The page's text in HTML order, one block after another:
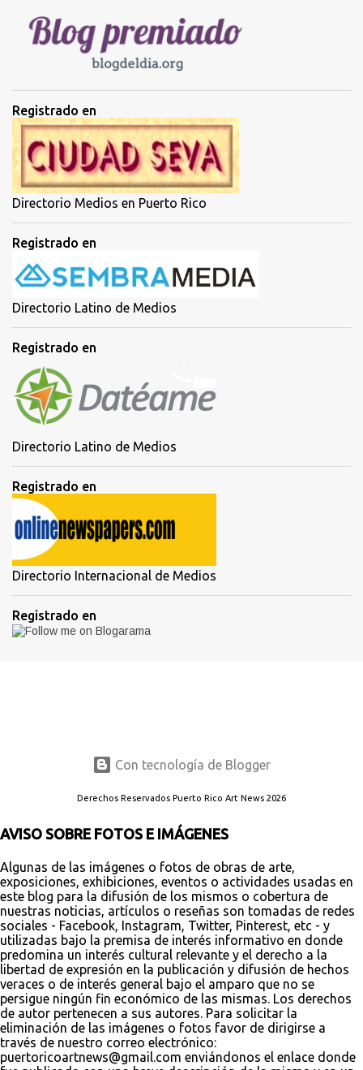
o
s
Registrado en
Directorio Medios en Puerto Rico
Registrado en
Directorio Latino de Medios
Registrado en
Directorio Latino de Medios
Registrado en
Directorio Internacional de Medios
Registrado en
Con tecnología de Blogger
Derechos Reservados Puerto Rico Art News 2026
AVISO SOBRE FOTOS E IMÁGENES
Algunas de las imágenes o fotos de obras de arte,
exposiciones, exhibiciones, eventos o actividades usadas en
este blog para la difusión de los mismos o cobertura de
nuestras noticias, artículos o reseñas son tomadas de redes
sociales - Facebook, Instagram, Twitter, Pinterest, etc - y
utilizadas bajo la premisa de interés informativo en donde
predomina un interés cultural relevante y el derecho a la
libertad de expresión en la publicación y difusión de hechos
veraces o de interés general bajo el amparo que no se
persigue ningún fin económico de las mismas. Los derechos
de autor pertenecen a sus autores. Para solicitar la
eliminación de las imágenes o fotos favor de dirigirse a
través de nuestro correo electrónico:
puertoricoartnews@gmail.com enviándonos el enlace donde